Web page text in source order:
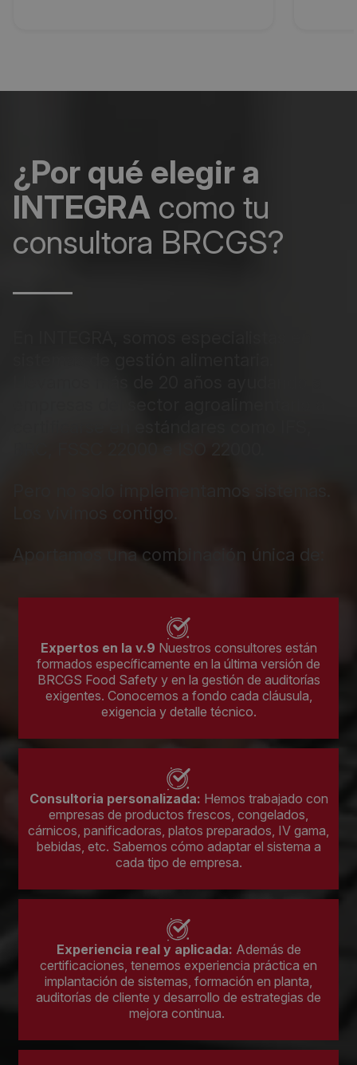
¿Por qué elegir a
INTEGRA como tu
consultora BRCGS?
Los vivimos contigo.
Aportamos una combinación única de:
Expertos en la v.9 Nuestros consultores están
formados específicamente en la última versión de
BRCGS Food Safety y en la gestión de auditorías
exigentes. Conocemos a fondo cada cláusula,
exigencia y detalle técnico.
Consultoria personalizada: Hemos trabajado con
empresas de productos frescos, congelados,
cárnicos, panificadoras, platos preparados, IV gama,
bebidas, etc. Sabemos cómo adaptar el sistema a
cada tipo de empresa.
Experiencia real y aplicada: Además de
certificaciones, tenemos experiencia práctica en
implantación de sistemas, formación en planta,
auditorías de cliente y desarrollo de estrategias de
mejora continua.